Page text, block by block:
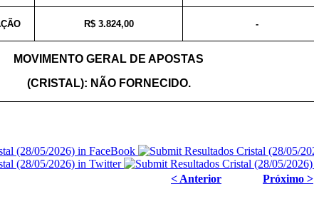
R$ 3.824,00 -
MOVIMENTO GERAL DE APOSTAS
(CRISTAL): NÃO FORNECIDO.
< Anterior Próximo >